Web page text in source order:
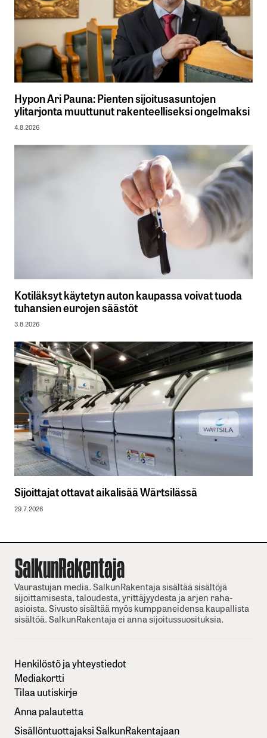
Hypon Ari Pauna: Pienten sijoitusasuntojen
ylitarjonta muuttunut rakenteelliseksi ongelmaksi
4.8.2026
Kotiläksyt käytetyn auton kaupassa voivat tuoda
tuhansien eurojen säästöt
3.8.2026
Sijoittajat ottavat aikalisää Wärtsilässä
29.7.2026
Vaurastujan media. SalkunRakentaja sisältää sisältöjä
sijoittamisesta, taloudesta, yrittäjyydesta ja arjen raha-
asioista. Sivusto sisältää myös kumppaneidensa kaupallista
sisältöä. SalkunRakentaja ei anna sijoitussuosituksia.
Henkilöstö ja yhteystiedot
Mediakortti
Tilaa uutiskirje
Anna palautetta
Sisällöntuottajaksi SalkunRakentajaan